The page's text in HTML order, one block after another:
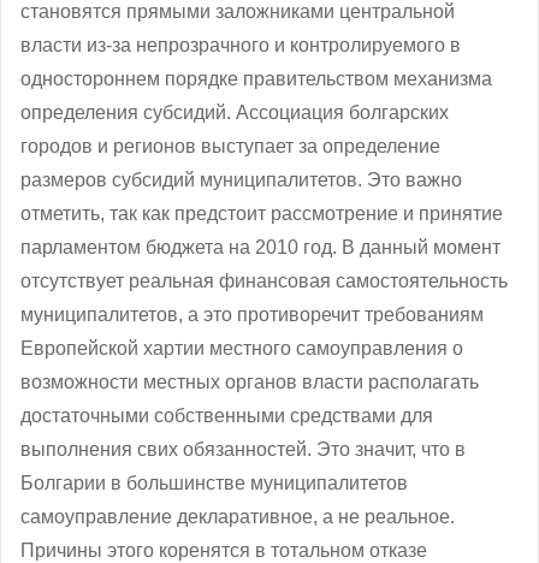
становятся прямыми заложниками центральной
власти из-за непрозрачного и контролируемого в
одностороннем порядке правительством механизма
определения субсидий. Ассоциация болгарских
городов и регионов выступает за определение
размеров субсидий муниципалитетов. Это важно
отметить, так как предстоит рассмотрение и принятие
парламентом бюджета на 2010 год. В данный момент
отсутствует реальная финансовая самостоятельность
муниципалитетов, а это противоречит требованиям
Европейской хартии местного самоуправления о
возможности местных органов власти располагать
достаточными собственными средствами для
выполнения свих обязанностей. Это значит, что в
Болгарии в большинстве муниципалитетов
самоуправление декларативное, а не реальное.
Причины этого коренятся в тотальном отказе